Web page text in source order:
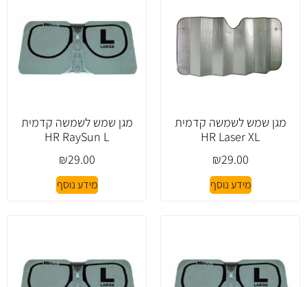
מגן שמש לשמשה קדמית
HR Laser XL
₪29.00
מידע נוסף
מגן שמש לשמשה קדמית
HR RaySun L
₪29.00
מידע נוסף